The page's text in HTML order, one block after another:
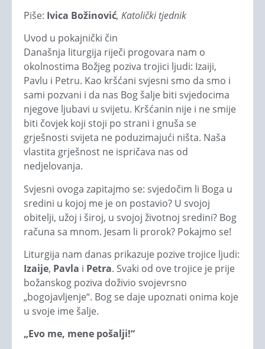
Piše: Ivica Božinović, Katolički tjednik
Uvod u pokajnički čin
Današnja liturgija riječi progovara nam o
okolnostima Božjeg poziva trojici ljudi: Izaiji,
Pavlu i Petru. Kao kršćani svjesni smo da smo i
sami pozvani i da nas Bog šalje biti svjedocima
njegove ljubavi u svijetu. Kršćanin nije i ne smije
biti čovjek koji stoji po strani i gnuša se
grješnosti svijeta ne poduzimajući ništa. Naša
vlastita grješnost ne ispričava nas od
nedjelovanja.
Svjesni ovoga zapitajmo se: svjedočim li Boga u
sredini u kojoj me je on postavio? U svojoj
obitelji, užoj i široj, u svojoj životnoj sredini? Bog
računa sa mnom. Jesam li prorok? Pokajmo se!
Liturgija nam danas prikazuje pozive trojice ljudi:
Izaije, Pavla i Petra. Svaki od ove trojice je prije
božanskog poziva doživio svojevrsno
„bogojavljenje“. Bog se daje upoznati onima koje
u svoje ime šalje.
„Evo me, mene pošalji!“